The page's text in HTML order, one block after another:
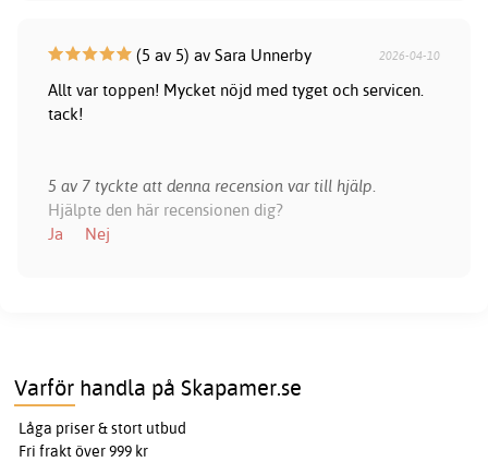
(5 av 5) av Sara Unnerby 2026-04-10
Allt var toppen! Mycket nöjd med tyget och servicen.
tack!
5 av 7 tyckte att denna recension var till hjälp.
Hjälpte den här recensionen dig?
Ja
Nej
Varför handla på Skapamer.se
Låga priser & stort utbud
Fri frakt över 999 kr